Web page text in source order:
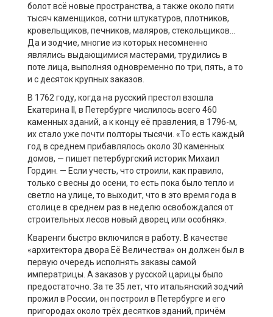
болот всё новые пространства, а также около пяти
тысяч каменщиков, сотни штукатуров, плотников,
кровельщиков, печников, маляров, стекольщиков…
Да и зодчие, многие из которых несомненно
являлись выдающимися мастерами, трудились в
поте лица, выполняя одновременно по три, пять, а то
и с десяток крупных заказов.
В 1762 году, когда на русский престол взошла
Екатерина II, в Петербурге числилось всего 460
каменных зданий, а к концу её правления, в 1796-м,
их стало уже почти полторы тысячи. «То есть каждый
год в среднем прибавлялось около 30 каменных
домов, — пишет петербургский историк Михаил
Гордин. — Если учесть, что строили, как правило,
только с весны до осени, то есть пока было тепло и
светло на улице, то выходит, что в это время года в
столице в среднем раз в неделю освобождался от
строительных лесов новый дворец или особняк».
Кваренги быстро включился в работу. В качестве
«архитектора двора Её Величества» он должен был в
первую очередь исполнять заказы самой
императрицы. А заказов у русской царицы было
предостаточно. За те 35 лет, что итальянский зодчий
прожил в России, он построил в Петербурге и его
пригородах около трёх десятков зданий, причём